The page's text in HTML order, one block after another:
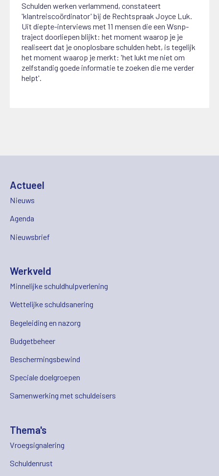
Schulden werken verlammend, constateert
'klantreiscoördinator' bij de Rechtspraak Joyce Luk.
Uit diepte-interviews met 11 mensen die een Wsnp-
traject doorliepen blijkt: het moment waarop je je
realiseert dat je onoplosbare schulden hebt, is tegelijk
het moment waarop je merkt: 'het lukt me niet om
zelfstandig goede informatie te zoeken die me verder
helpt'.
Actueel
Nieuws
Agenda
Nieuwsbrief
Werkveld
Minnelijke schuldhulpverlening
Wettelijke schuldsanering
Begeleiding en nazorg
Budgetbeheer
Beschermingsbewind
Speciale doelgroepen
Samenwerking met schuldeisers
Thema's
Vroegsignalering
Schuldenrust